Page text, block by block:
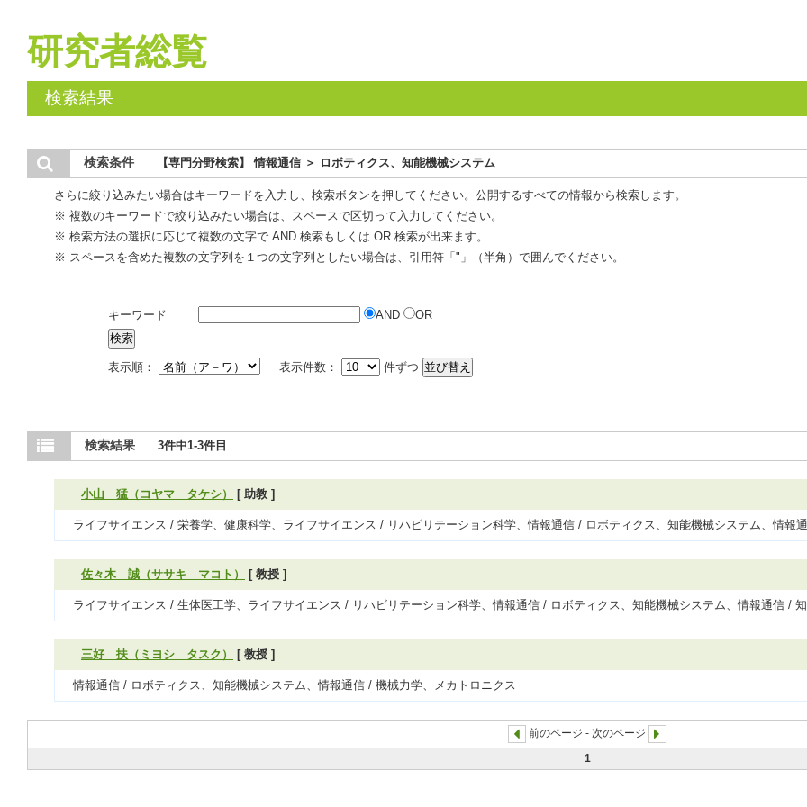
研究者総覧
検索結果
検索条件 【専門分野検索】 情報通信 ＞ ロボティクス、知能機械システム
さらに絞り込みたい場合はキーワードを入力し、検索ボタンを押してください。公開するすべての情報から検索します。
※ 複数のキーワードで絞り込みたい場合は、スペースで区切って入力してください。
※ 検索方法の選択に応じて複数の文字で AND 検索もしくは OR 検索が出来ます。
※ スペースを含めた複数の文字列を１つの文字列としたい場合は、引用符「"」（半角）で囲んでください。
キーワード AND OR
表示順： 表示件数： 件ずつ
検索結果 3件中1-3件目
小山 猛（コヤマ タケシ） [ 助教 ]
ライフサイエンス / 栄養学、健康科学、ライフサイエンス / リハビリテーション科学、情報通信 / ロボティクス、知能機械システム、情報
佐々木 誠（ササキ マコト） [ 教授 ]
ライフサイエンス / 生体医工学、ライフサイエンス / リハビリテーション科学、情報通信 / ロボティクス、知能機械システム、情報通信 /
三好 扶（ミヨシ タスク） [ 教授 ]
情報通信 / ロボティクス、知能機械システム、情報通信 / 機械力学、メカトロニクス
前のページ - 次のページ
1